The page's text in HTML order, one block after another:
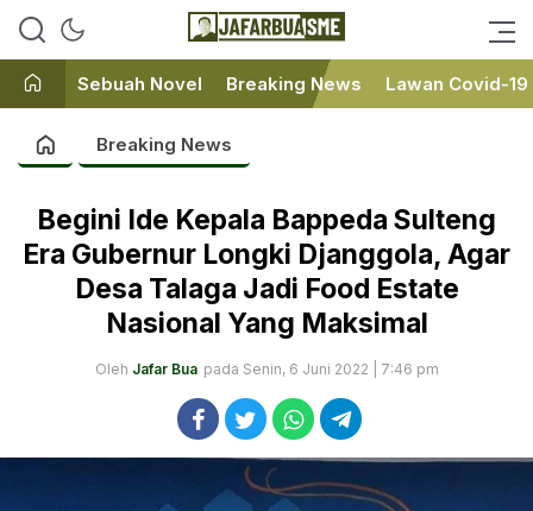
JafarBua
Ini bukan Media Online, Ini
Sebuah Novel Breaking News Lawan Covid-19
Breaking News
Begini Ide Kepala Bappeda Sulteng
Era Gubernur Longki Djanggola, Agar
Desa Talaga Jadi Food Estate
Nasional Yang Maksimal
Oleh Jafar Bua pada Senin, 6 Juni 2022 | 7:46 pm